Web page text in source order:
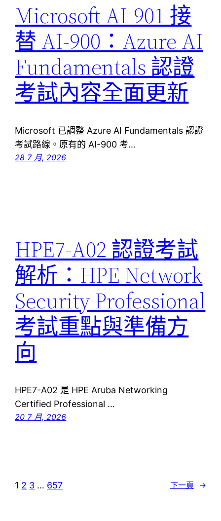
Microsoft AI-901 接
替 AI-900：Azure AI
Fundamentals 認證
考試內容全面更新
Microsoft 已調整 Azure AI Fundamentals 認證
考試路線。原有的 AI-900 考…
28 7 月, 2026
HPE7-A02 認證考試
解析：HPE Network
Security Professional
考試重點與準備方
向
HPE7-A02 是 HPE Aruba Networking
Certified Professional …
20 7 月, 2026
1 2 3 … 657 下一頁 →